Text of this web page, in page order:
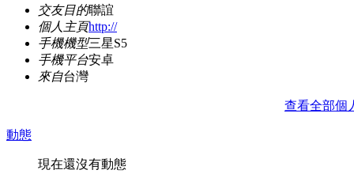
交友目的聯誼
個人主頁http://
手機機型三星S5
手機平台安卓
來自台灣
查看全部個
動態
現在還沒有動態